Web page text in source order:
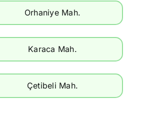
Orhaniye Mah.
Karaca Mah.
Çetibeli Mah.